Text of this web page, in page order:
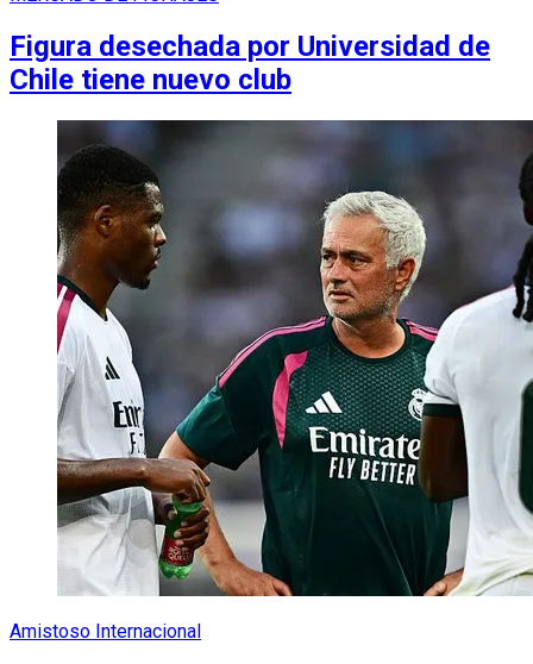
Figura desechada por Universidad de
Chile tiene nuevo club
Amistoso Internacional